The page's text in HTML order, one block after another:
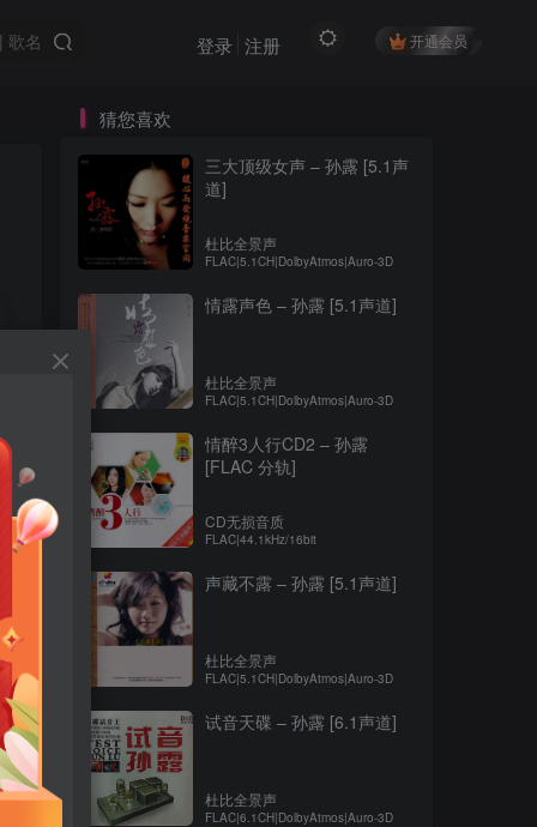
开通会员
登录 注册
猜您喜欢
三大顶级女声 – 孙露 [5.1声
道]
杜比全景声
FLAC|5.1CH|DolbyAtmos|Auro-3D
情露声色 – 孙露 [5.1声道]
杜比全景声
FLAC|5.1CH|DolbyAtmos|Auro-3D
情醉3人行CD2 – 孙露
[FLAC 分轨]
CD无损音质
FLAC|44.1kHz/16bit
声藏不露 – 孙露 [5.1声道]
杜比全景声
FLAC|5.1CH|DolbyAtmos|Auro-3D
试音天碟 – 孙露 [6.1声道]
杜比全景声
FLAC|6.1CH|DolbyAtmos|Auro-3D